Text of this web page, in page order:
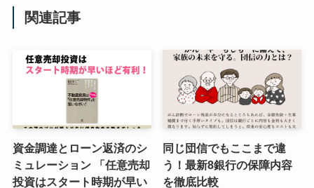
関連記事
資金調達とローン返済のシ
ミュレーション 「任意売却
投資はスタート時期が早い
同じ団信でもここまで違
う！最新8銀行の保障内容
を徹底比較